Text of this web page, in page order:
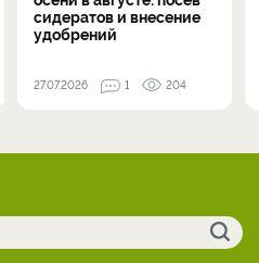
сидератов и внесение
удобрений
27.07.2026 1 204